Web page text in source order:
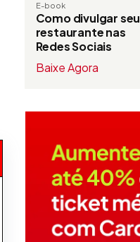
E-book
Como divulgar seu
restaurante nas
Redes Sociais
Baixe Agora